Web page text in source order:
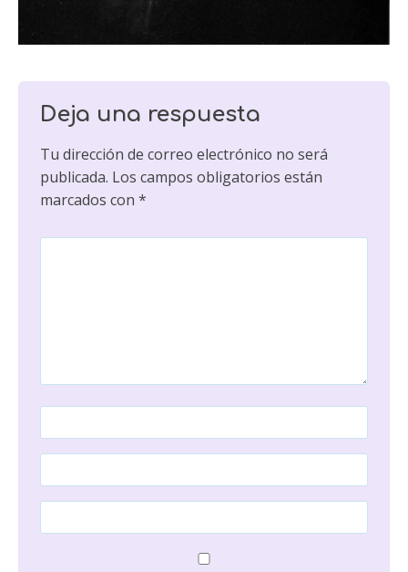
Deja una respuesta
Tu dirección de correo electrónico no será
publicada. Los campos obligatorios están
marcados con *